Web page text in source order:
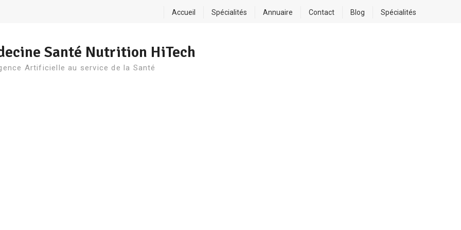
Accueil Spécialités Annuaire Contact Blog Spécialités
Santé Nutrition HiTech
Artificielle au service de la Santé